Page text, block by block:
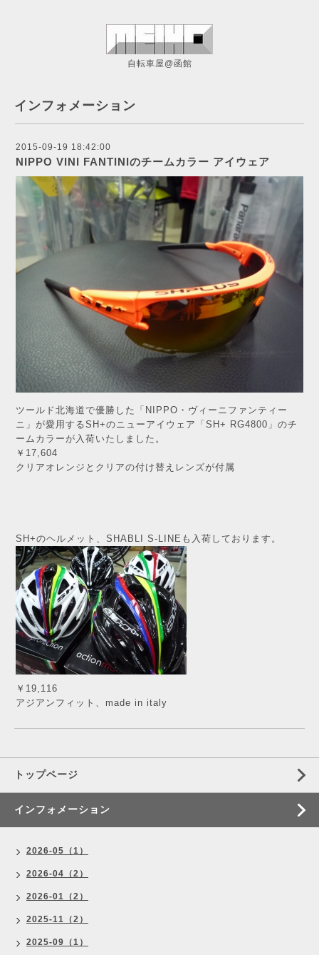
自転車屋@函館
インフォメーション
2015-09-19 18:42:00
NIPPO VINI FANTINIのチームカラー アイウェア
ツールド北海道で優勝した「NIPPO・ヴィーニファンティー
ニ」が愛用するSH+のニューアイウェア「SH+ RG4800」のチ
ームカラーが入荷いたしました。
￥17,604
クリアオレンジとクリアの付け替えレンズが付属
SH+のヘルメット、SHABLI S-LINEも入荷しております。
￥19,116
アジアンフィット、made in italy
トップページ
インフォメーション
2026-05（1）
2026-04（2）
2026-01（2）
2025-11（2）
2025-09（1）